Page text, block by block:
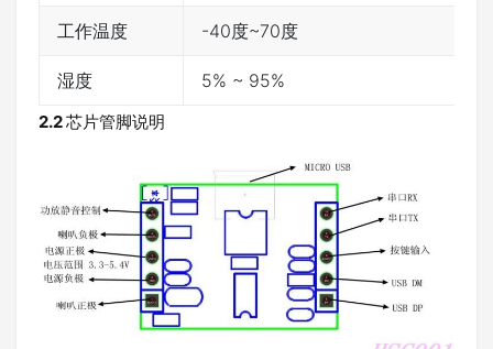
工作温度 -40度~70度
湿度 5% ~ 95%
2.2芯片管脚说明